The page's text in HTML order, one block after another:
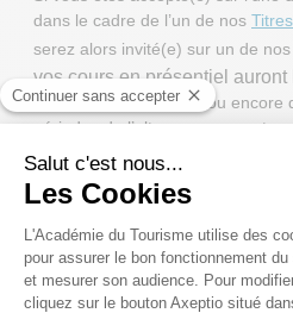
dans le cadre de l’un de nos
serez alors invité(e) sur un de
vos cours en présentiel auront
il peut s’agir d’un hôtel ou encore
périodes de l’alternance seront
aura des semaines dédiées à la
qui seront entièrement
Au sein de nos campus
Situés à Lille,Lyon etToulon, nos